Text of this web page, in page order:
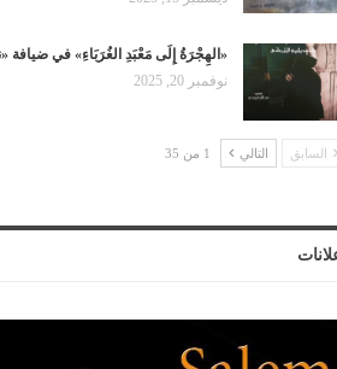
«الهِجْرَةُ إِلَى مَعْبَدِ الغُرَبَاءِ» في ضيافة
نوفمبر 20, 2025
السابق التالي 1 من 35